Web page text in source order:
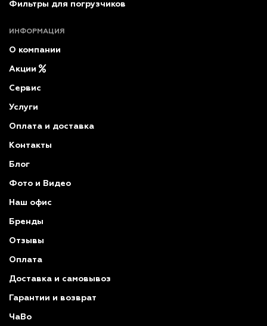
Фильтры для погрузчиков
ИНФОРМАЦИЯ
О компании
Акции
Сервис
Услуги
Оплата и доставка
Контакты
Блог
Фото и Видео
Наш офис
Бренды
Отзывы
Оплата
Доставка и самовывоз
Гарантии и возврат
ЧаВо